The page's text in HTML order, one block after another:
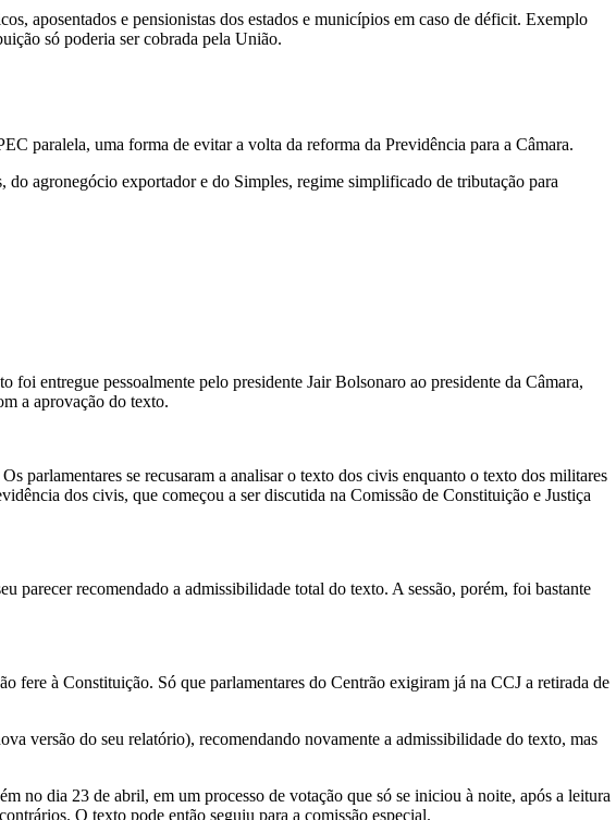
aposentados e pensionistas dos estados e municípios em caso de déficit. Exemplo
só poderia ser cobrada pela União.
paralela, uma forma de evitar a volta da reforma da Previdência para a Câmara.
agronegócio exportador e do Simples, regime simplificado de tributação para
entregue pessoalmente pelo presidente Jair Bolsonaro ao presidente da Câmara,
a aprovação do texto.
parlamentares se recusaram a analisar o texto dos civis enquanto o texto dos militares
dos civis, que começou a ser discutida na Comissão de Constituição e Justiça
parecer recomendado a admissibilidade total do texto. A sessão, porém, foi bastante
fere à Constituição. Só que parlamentares do Centrão exigiram já na CCJ a retirada de
versão do seu relatório), recomendando novamente a admissibilidade do texto, mas
no dia 23 de abril, em um processo de votação que só se iniciou à noite, após a leitura
O texto pode então seguiu para a comissão especial.